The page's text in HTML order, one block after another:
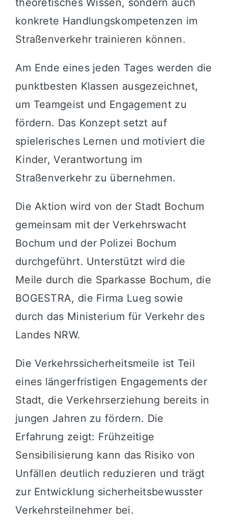
konkrete Handlungskompetenzen im
Straßenverkehr trainieren können.
Am Ende eines jeden Tages werden die
punktbesten Klassen ausgezeichnet,
um Teamgeist und Engagement zu
fördern. Das Konzept setzt auf
spielerisches Lernen und motiviert die
Kinder, Verantwortung im
Straßenverkehr zu übernehmen.
Die Aktion wird von der Stadt Bochum
gemeinsam mit der Verkehrswacht
Bochum und der Polizei Bochum
durchgeführt. Unterstützt wird die
Meile durch die Sparkasse Bochum, die
BOGESTRA, die Firma Lueg sowie
durch das Ministerium für Verkehr des
Landes NRW.
Die Verkehrssicherheitsmeile ist Teil
eines längerfristigen Engagements der
Stadt, die Verkehrserziehung bereits in
jungen Jahren zu fördern. Die
Erfahrung zeigt: Frühzeitige
Sensibilisierung kann das Risiko von
Unfällen deutlich reduzieren und trägt
zur Entwicklung sicherheitsbewusster
Verkehrsteilnehmer bei.